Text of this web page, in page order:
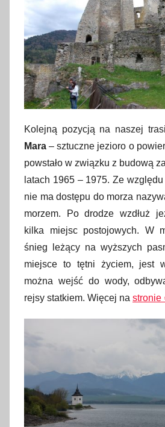
Kolejną pozycją na naszej
Mara – sztuczne jezioro o
powstało w związku z budową
latach 1965 – 1975. Ze
nie ma dostępu do morza
morzem. Po drodze wzdłuż
kilka miejsc postojowych. W
śnieg leżący na wyższych
miejsce to tętni życiem, jest
można wejść do wody,
rejsy statkiem. Więcej na stronie